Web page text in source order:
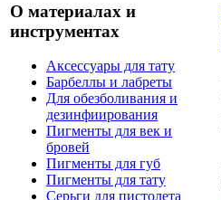
О материалах и
инструментах
Аксессуары для тату
Барбеллы и лабреты
Для обезболивания и
дезинфиирования
Пигменты для век и
бровей
Пигменты для губ
Пигменты для тату
Серьги для пистолета